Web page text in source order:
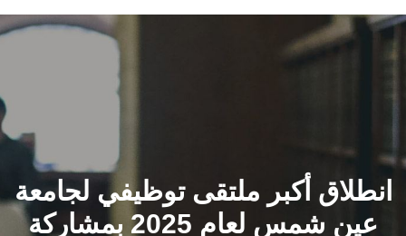
الرئيسيـة
القطاعـات
الشئون الأكاديمية
انطلاق أكبر ملتقى توظيفي لجامعة
عين شمس لعام 2025 بمشاركة